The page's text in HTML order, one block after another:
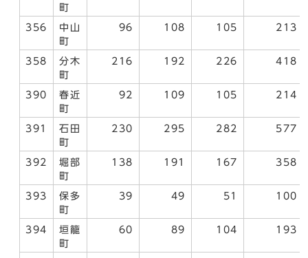
町
356
中山
町
96 108 105 213
358
分木
町
216 192 226 418
390
春近
町
92 109 105 214
391
石田
町
230 295 282 577
392
堀部
町
138 191 167 358
393
保多
町
39 49 51 100
394
垣籠
町
60 89 104 193